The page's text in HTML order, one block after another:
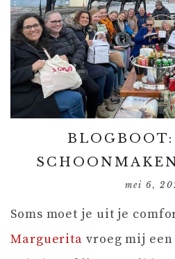
mei 6,
Soms moet je uit je
Marguerita vroeg mij